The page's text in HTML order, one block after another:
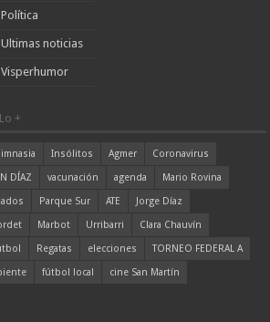
Política
Ultimas noticias
Visperhumor
Lo +
Insólitos Agmer
Coronavirus
DÍAZ vacunación agenda
Mario Rovina
Parque Sur ATE
Jorge Díaz
Marbot Urribarri
Clara Chauvín
Regatas elecciones
TORNEO FEDERAL A
fútbol local cine San Martín